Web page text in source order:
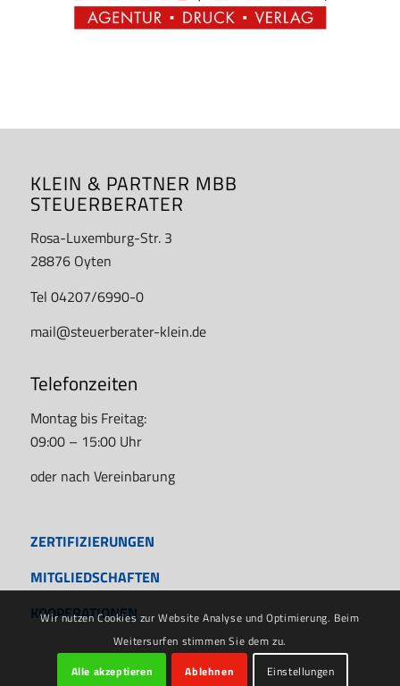
KLEIN & PARTNER MBB
STEUERBERATER
Rosa-Luxemburg-Str. 3
28876 Oyten
Tel 04207/6990-0
mail@steuerberater-klein.de
Telefonzeiten
Montag bis Freitag:
09:00 – 15:00 Uhr
oder nach Vereinbarung
ZERTIFIZIERUNGEN
MITGLIEDSCHAFTEN
KOOPERATIONEN
Wir nutzen Cookies zur Website Analyse und Optimierung. Beim
Weitersurfen stimmen Sie dem zu.
Alle akzeptieren
Ablehnen Einstellungen